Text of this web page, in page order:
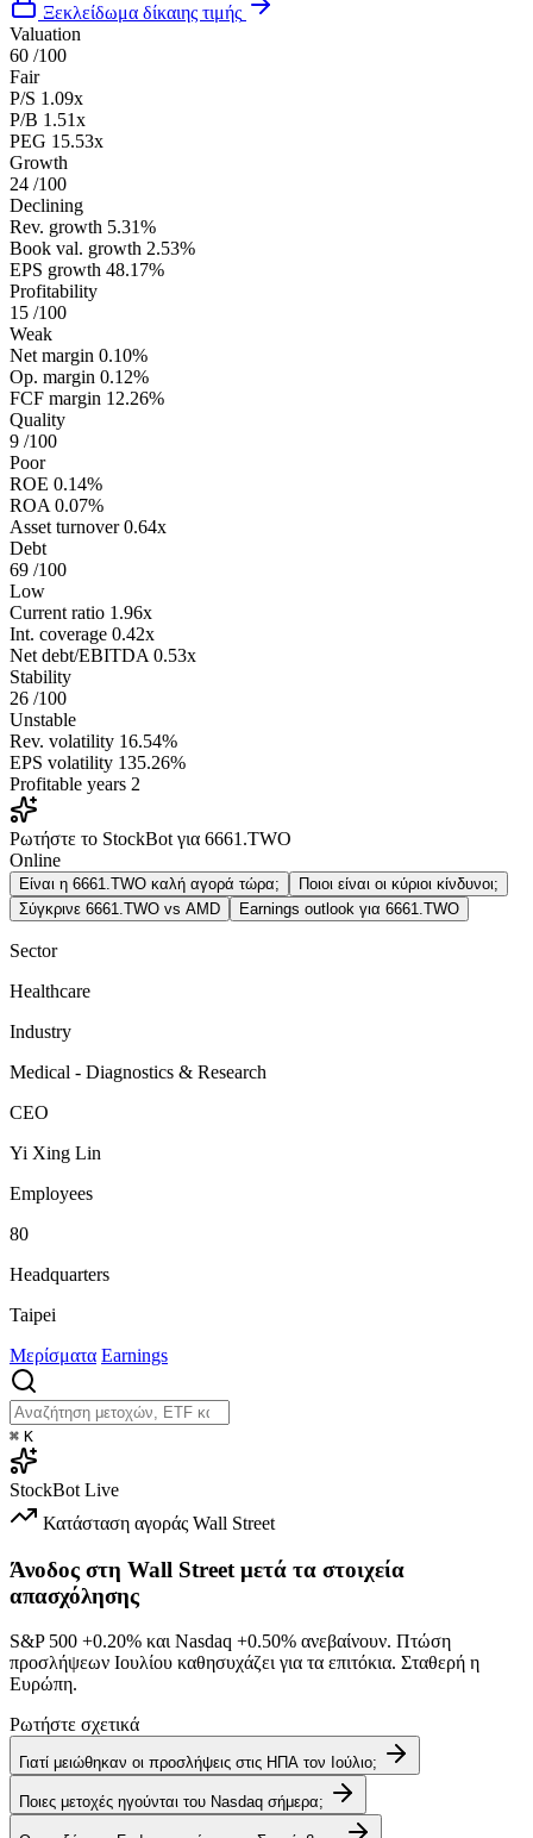
Ξεκλείδωμα δίκαιης τιμής
Valuation
60 /100
Fair
P/S 1.09x
P/B 1.51x
PEG 15.53x
Growth
24 /100
Declining
Rev. growth 5.31%
Book val. growth 2.53%
EPS growth 48.17%
Profitability
15 /100
Weak
Net margin 0.10%
Op. margin 0.12%
FCF margin 12.26%
Quality
9 /100
Poor
ROE 0.14%
ROA 0.07%
Asset turnover 0.64x
Debt
69 /100
Low
Current ratio 1.96x
Int. coverage 0.42x
Net debt/EBITDA 0.53x
Stability
26 /100
Unstable
Rev. volatility 16.54%
EPS volatility 135.26%
Profitable years 2
Ρωτήστε το StockBot για 6661.TWO
Online
Είναι η 6661.TWO καλή αγορά τώρα;
Ποιοι είναι οι κύριοι κίνδυνοι;
Σύγκρινε 6661.TWO vs AMD
Earnings outlook για 6661.TWO
Sector
Healthcare
Industry
Medical - Diagnostics & Research
CEO
Yi Xing Lin
Employees
80
Headquarters
Taipei
Μερίσματα Earnings
⌘ K
StockBot Live
Κατάσταση αγοράς Wall Street
Άνοδος στη Wall Street μετά τα στοιχεία
απασχόλησης
S&P 500 +0.20% και Nasdaq +0.50% ανεβαίνουν. Πτώση
προσλήψεων Ιουλίου καθησυχάζει για τα επιτόκια. Σταθερή η
Ευρώπη.
Ρωτήστε σχετικά
Γιατί μειώθηκαν οι προσλήψεις στις ΗΠΑ τον Ιούλιο;
Ποιες μετοχές ηγούνται του Nasdaq σήμερα;